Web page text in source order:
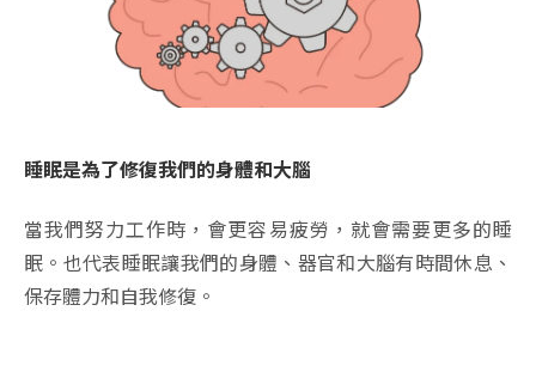
睡眠是為了修復我們的身體和大腦
當我們努力工作時，會更容易疲勞，就會需要更多的睡
眠。也代表睡眠讓我們的身體、器官和大腦有時間休息、
保存體力和自我修復。